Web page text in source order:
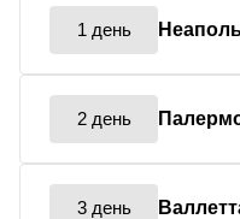
1 день
2 день
3 день